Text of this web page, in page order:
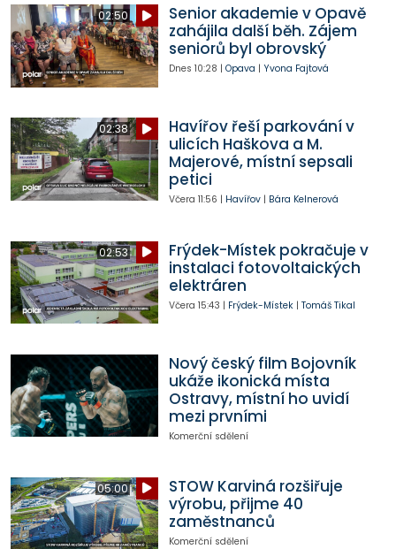
02:50
Senior akademie v Opavě
zahájila další běh. Zájem
seniorů byl obrovský
Dnes 10:28 | Opava | Yvona Fajtová
02:38
Havířov řeší parkování v
ulicích Haškova a M.
Majerové, místní sepsali
petici
Včera 11:56 | Havířov| Bára Kelnerová
02:53
Frýdek-Místek pokračuje v
instalaci fotovoltaických
elektráren
Včera 15:43 | Frýdek-Místek| Tomáš Tikal
Nový český film Bojovník
ukáže ikonická místa
Ostravy, místní ho uvidí
mezi prvními
Komerční sdělení
05:00
STOW Karviná rozšiřuje
výrobu, přijme 40
zaměstnanců
Komerční sdělení